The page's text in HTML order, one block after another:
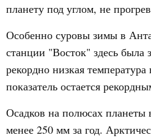
планету под углом, не
Особенно суровы зимы в
станции "Восток" здесь была
рекордно низкая
показатель остается
Осадков на полюсах планеты
менее 250 мм за год.